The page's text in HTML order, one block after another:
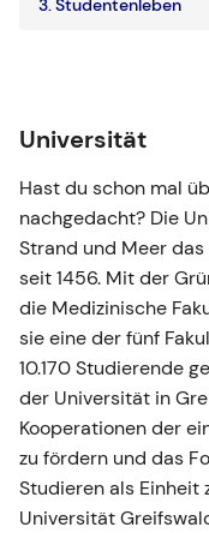
Studentenleben
Universität
Hast du schon mal
nachgedacht? Die
Strand und Meer
seit 1456. Mit der
die Medizinische
sie eine der fünf
10.170 Studierende
der Universität in
Kooperationen der
zu fördern und das
Studieren als
Universität